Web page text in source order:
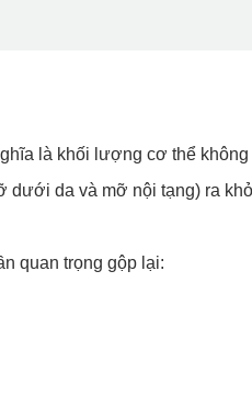
là khối lượng cơ thể
dưới da và mỡ nội tạng) ra
quan trọng gộp lại: